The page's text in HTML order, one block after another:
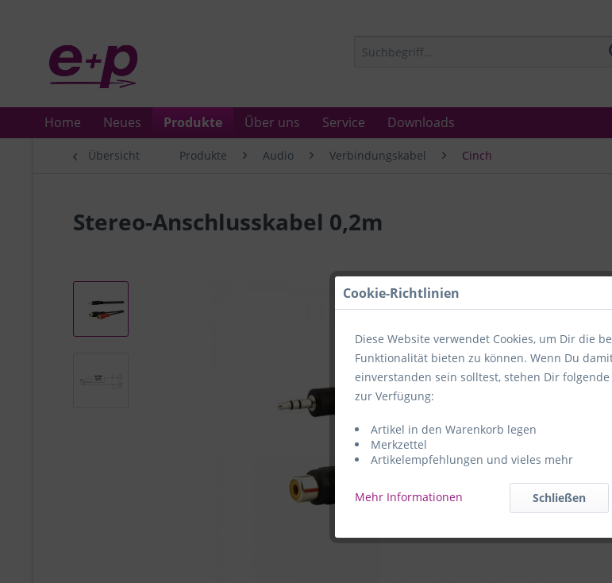
Home Neues Produkte Über uns Service Downloads
Übersicht Produkte Audio Verbindungskabel Cinch
Stereo-Anschlusskabel 0,2m
Cookie-Richtlinien
Diese Website verwendet Cookies, um Dir die
Funktionalität bieten zu können. Wenn Du
einverstanden sein solltest, stehen Dir
zur Verfügung:
Artikel in den Warenkorb legen
Merkzettel
Artikelempfehlungen und vieles mehr
Mehr Informationen Schließen